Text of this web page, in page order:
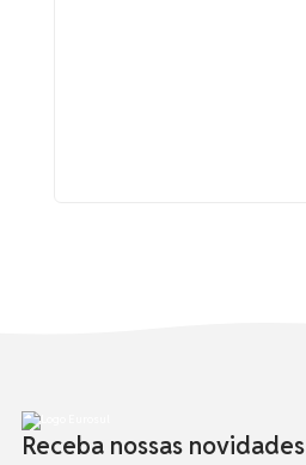
Receba nossas novidades